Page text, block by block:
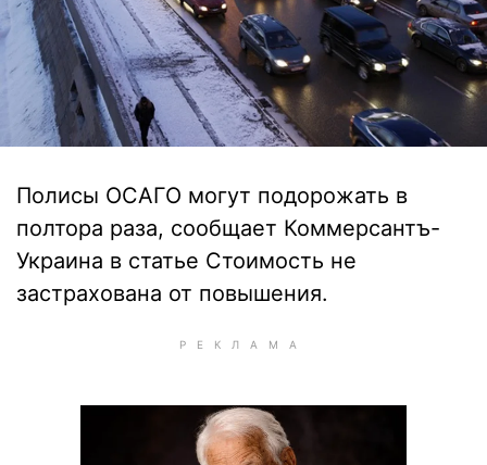
Полисы ОСАГО могут подорожать в
полтора раза, сообщает Коммерсантъ-
Украина в статье Стоимость не
застрахована от повышения.